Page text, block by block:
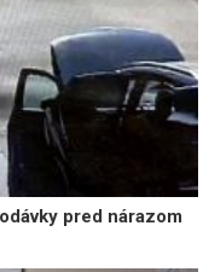
pred nárazom